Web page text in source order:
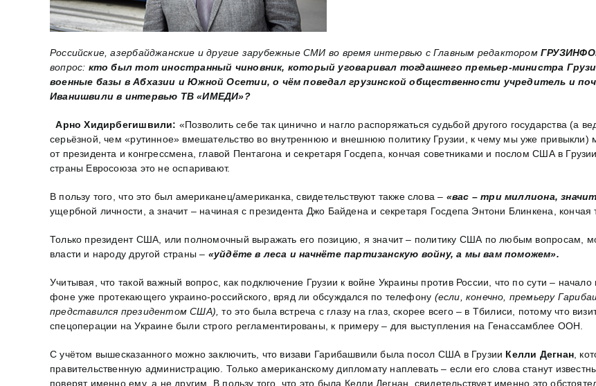
Российские, азербайджанские и другие зарубежные СМИ во время интервью с Главным редактором
вопрос: кто был тот иностранный чиновник, который уговаривал тогдашнего премьер-министра
военные базы в Абхазии и Южной Осетии, о чём поведал грузинской общественности учредитель и
Иванишвили в интервью ТВ «ИМЕДИ»?
Арно Хидирбегишвили: «Позволить себе так цинично и нагло распоряжаться судьбой другого государства (а
серьёзной, чем «рутинное» вмешательство во внутреннюю и внешнюю политику Грузии, к чему мы уже привыкли)
от президента и конгрессмена, главой Пентагона и секретаря Госдепа, кончая советниками и послом США в
страны Евросоюза это не оспаривают.
В пользу того, что это был американец/американка, свидетельствуют также слова – «вас – три миллиона,
ущербной личности, а значит – начиная с президента Джо Байдена и секретаря Госдепа Энтони Блинкена,
Только президент США, или полномочный выражать его позицию, я значит – политику США по любым вопросам,
власти и народу другой страны – «уйдёте в леса и начнёте партизанскую войну, а мы вам поможем».
Учитывая, что такой важный вопрос, как подключение Грузии к войне Украины против России, что по сути – начало
фоне уже протекающего украино-российского, вряд ли обсуждался по телефону (если, конечно, премьеру
представился президентом США),то это была встреча с глазу на глаз, скорее всего – в Тбилиси, потому что
спецоперации на Украине были строго регламентированы, к примеру – для выступления на Генассамблее ООН.
С учётом вышесказанного можно заключить, что визави Гарибашвили была посол США в Грузии Келли Дегнан,
правительственную администрацию. Только американскому дипломату наплевать – если его слова станут
поверят именно ему, а не другим. В пользу того, что это была Келли Дегнан, свидетельствует именно это